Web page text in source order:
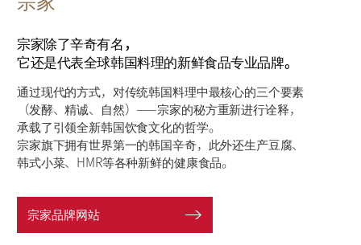
宗家除了辛奇有名，
它还是代表全球韩国料理的新鲜食品专业品牌。
通过现代的方式，对传统韩国料理中最核心的三个要素
（发酵、精诚、自然）——宗家的秘方重新进行诠释，
承载了引领全新韩国饮食文化的哲学。
宗家旗下拥有世界第一的韩国辛奇，此外还生产豆腐、
韩式小菜、HMR等各种新鲜的健康食品。
宗家品牌网站